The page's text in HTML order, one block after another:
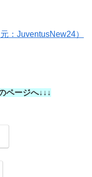
元：JuventusNew24）
ページへ↓↓↓